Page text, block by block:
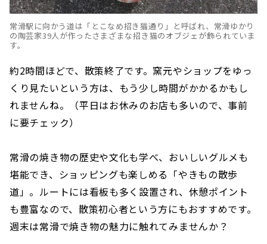
常滑駅に向かう道は「とこなめ招き猫通り」と呼ばれ、常滑ゆかり
の陶芸家39人が作ったさまざまな招き猫のオブジェが飾られていま
す。
約2時間ほどで、散策終了です。窯元やショップをゆっ
くり見たいという方は、もう少し時間がかかるかもし
れませんね。（平日はお休みのお店も多いので、事前
に要チェック）
常滑の焼き物の歴史や文化も学べ、おいしいグルメも
堪能でき、ショッピングも楽しめる「やきもの散歩
道」。ルートには看板も多く設置され、休憩ポイント
も豊富なので、散策初心者という方にもおすすめです。
週末は常滑で焼き物の魅力に触れてみませんか？